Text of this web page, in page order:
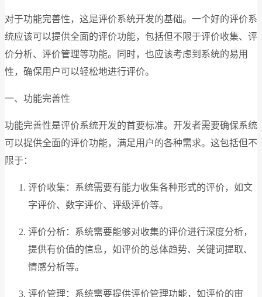
对于功能完善性，这是评价系统开发的基础。一个好的评价系
统应该可以提供全面的评价功能，包括但不限于评价收集、评
价分析、评价管理等功能。同时，也应该考虑到系统的易用
性，确保用户可以轻松地进行评价。
一、功能完善性
功能完善性是评价系统开发的首要标准。开发者需要确保系统
可以提供全面的评价功能，满足用户的各种需求。这包括但不
限于：
评价收集：系统需要有能力收集各种形式的评价，如文
字评价、数字评价、评级评价等。
评价分析：系统需要能够对收集的评价进行深度分析，
提供有价值的信息，如评价的总体趋势、关键词提取、
情感分析等。
评价管理：系统需要提供评价管理功能，如评价的审